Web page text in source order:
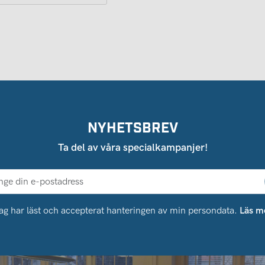
NYHETSBREV
Ta del av våra specialkampanjer!
har läst och accepterat hanteringen av min persondata. Läs